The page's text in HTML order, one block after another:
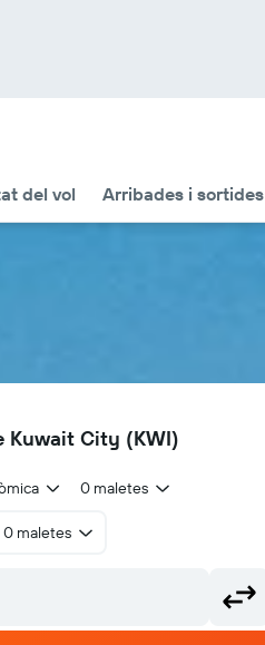
del vol Arribades i sortides
Kuwait City (KWI)
0 maletes
0 maletes